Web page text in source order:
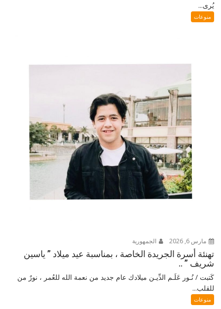
يُرى...
منوعات
مارس 6, 2026 الجمهورية
تهنئة أسرة الجريدة الخاصة ، بمناسبة عيد ميلاد ” ياسين
شريف ” ..
كَتبت / نُـور عَلَـم الدِّيـن ميلادك عام جديد من نعمة الله للعُمر ، نورٌ من
للقلب...
منوعات